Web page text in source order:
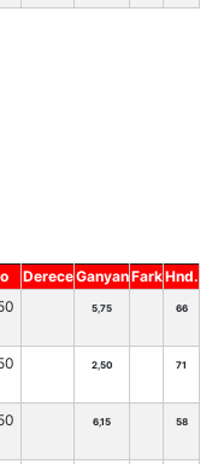
DereceGanyanFarkHnd.
5,75 66
2,50 71
6,15 58